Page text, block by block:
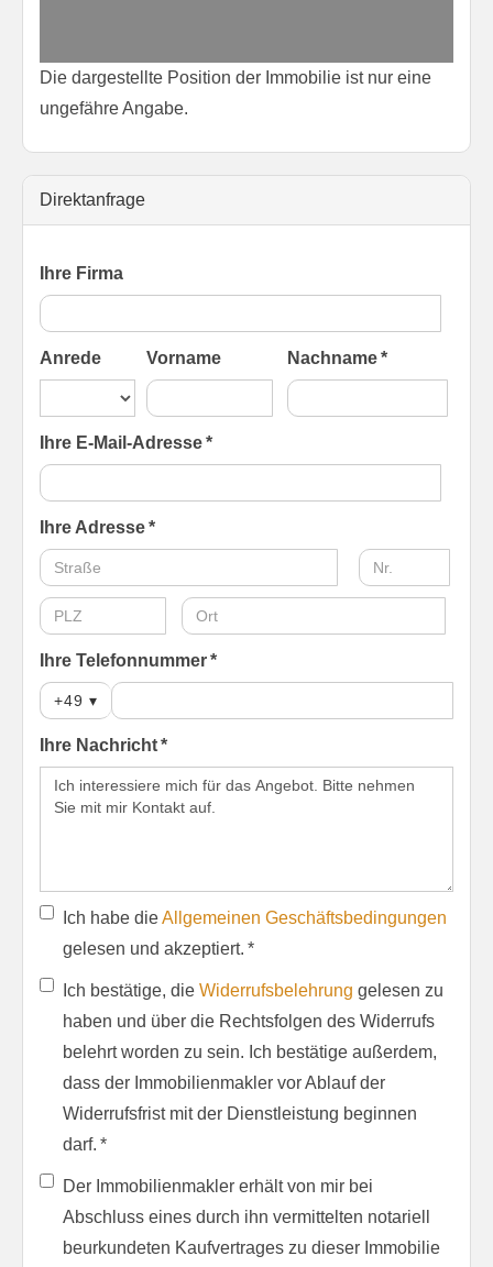
Die dargestellte Position der Immobilie ist nur eine
ungefähre Angabe.
Direktanfrage
Ihre Firma
Anrede Vorname Nachname *
Ihre E-Mail-Adresse *
Ihre Adresse *
Ihre Telefonnummer *
+49 ▾
Ihre Nachricht *
Ich habe dieAllgemeinen Geschäftsbedingungen
gelesen und akzeptiert. *
Ich bestätige, die Widerrufsbelehrung gelesen zu
haben und über die Rechtsfolgen des Widerrufs
belehrt worden zu sein. Ich bestätige außerdem,
dass der Immobilienmakler vor Ablauf der
Widerrufsfrist mit der Dienstleistung beginnen
darf. *
Der Immobilienmakler erhält von mir bei
Abschluss eines durch ihn vermittelten notariell
beurkundeten Kaufvertrages zu dieser Immobilie